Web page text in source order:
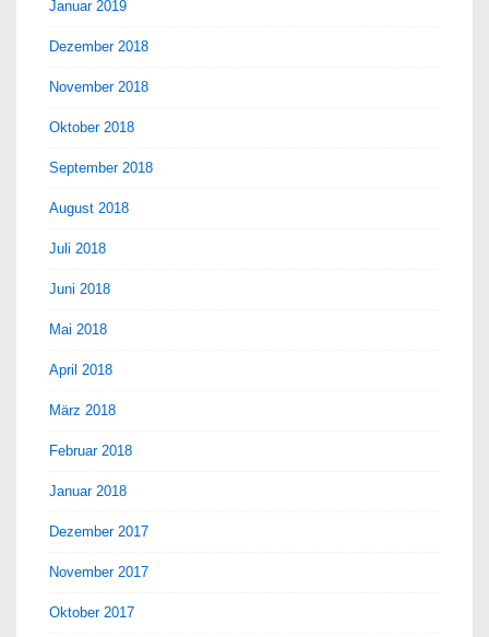
Januar 2019
Dezember 2018
November 2018
Oktober 2018
September 2018
August 2018
Juli 2018
Juni 2018
Mai 2018
April 2018
März 2018
Februar 2018
Januar 2018
Dezember 2017
November 2017
Oktober 2017